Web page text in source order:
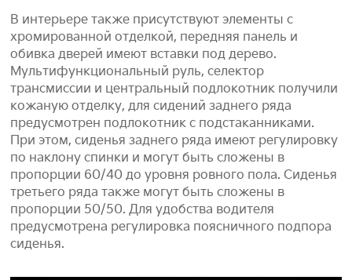
В интерьере также присутствуют элементы с
хромированной отделкой, передняя панель и
обивка дверей имеют вставки под дерево.
Мультифункциональный руль, селектор
трансмиссии и центральный подлокотник получили
кожаную отделку, для сидений заднего ряда
предусмотрен подлокотник с подстаканниками.
При этом, сиденья заднего ряда имеют регулировку
по наклону спинки и могут быть сложены в
пропорции 60/40 до уровня ровного пола. Сиденья
третьего ряда также могут быть сложены в
пропорции 50/50. Для удобства водителя
предусмотрена регулировка поясничного подпора
сиденья.